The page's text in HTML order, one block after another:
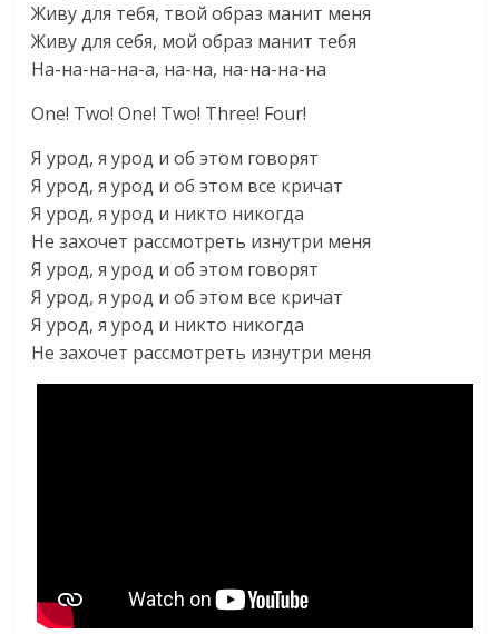
Живу для тебя, твой образ манит меня
Живу для себя, мой образ манит тебя
На-на-на-на-а, на-на, на-на-на-на
One! Two! One! Two! Three! Four!
Я урод, я урод и об этом говорят
Я урод, я урод и об этом все кричат
Я урод, я урод и никто никогда
Не захочет рассмотреть изнутри меня
Я урод, я урод и об этом говорят
Я урод, я урод и об этом все кричат
Я урод, я урод и никто никогда
Не захочет рассмотреть изнутри меня